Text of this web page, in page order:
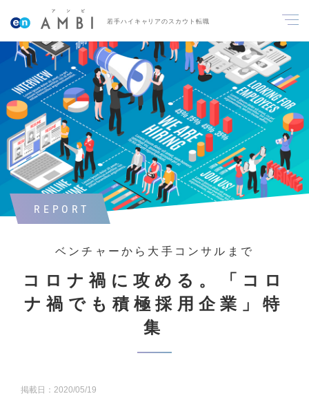
若手ハイキャリアのスカウト転職
REPORT
ベンチャーから大手コンサルまで
コロナ禍に攻める。「コロ
ナ禍でも積極採用企業」特
集
掲載日：2020/05/19